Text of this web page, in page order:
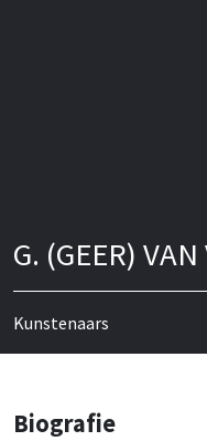
G. (GEER) VAN
Kunstenaars
Biografie